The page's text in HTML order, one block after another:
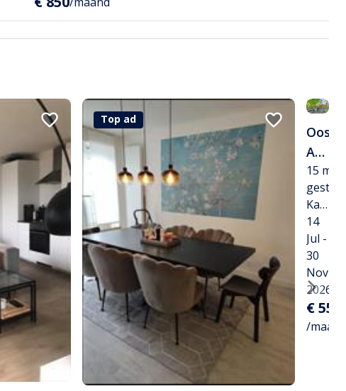
Top ad
Amsterdam
15 m²
Kamer
14
Jul -
30
Nov
2026
€ 550
/maand